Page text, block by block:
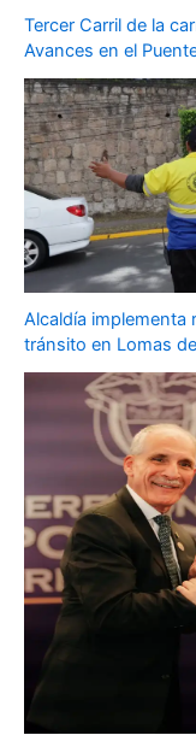
Tercer Carril de la
Avances en el
Alcaldía implementa
tránsito en Lomas